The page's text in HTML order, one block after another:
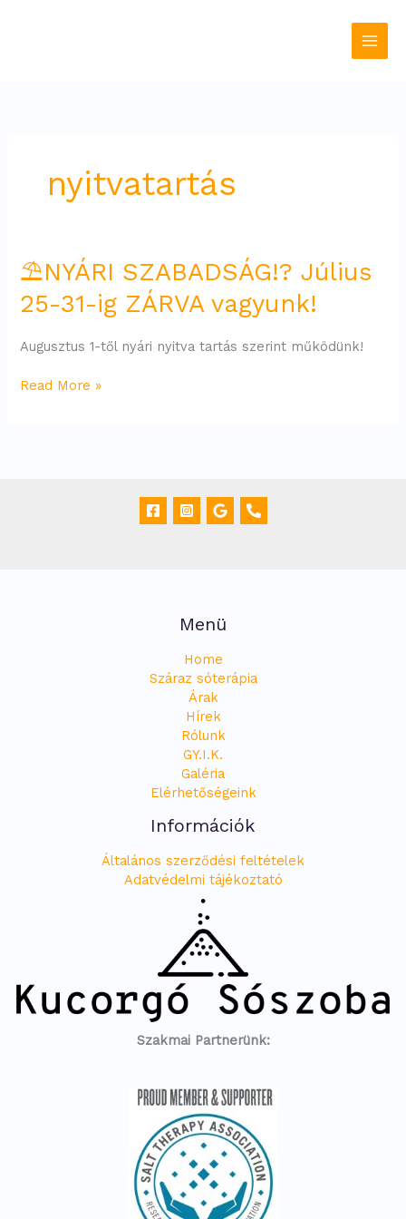
nyitvatartás
⛱NYÁRI SZABADSÁG!? Július
25-31-ig ZÁRVA vagyunk!
Augusztus 1-től nyári nyitva tartás szerint működünk!
⛱
NYÁRI
SZABADSÁG!?
25-
ig
Read More »
Menü
Home
Száraz sóterápia
Árak
Hírek
Rólunk
GY.I.K.
Galéria
Elérhetőségeink
Információk
Általános szerződési feltételek
Adatvédelmi tájékoztató
Szakmai Partnerünk: